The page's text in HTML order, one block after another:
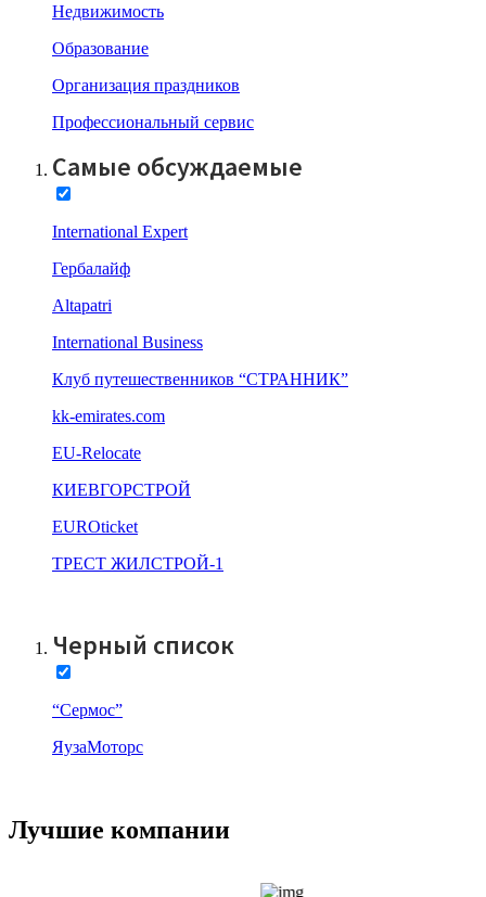
Недвижимость
Образование
Организация праздников
Профессиональный сервис
Самые обсуждаемые
International Expert
Гербалайф
Altapatri
International Business
Клуб путешественников “СТРАННИК”
kk-emirates.com
EU-Relocate
КИЕВГОРСТРОЙ
EUROticket
ТРЕСТ ЖИЛСТРОЙ-1
Черный список
“Сермос”
ЯузаМоторс
Лучшие компании